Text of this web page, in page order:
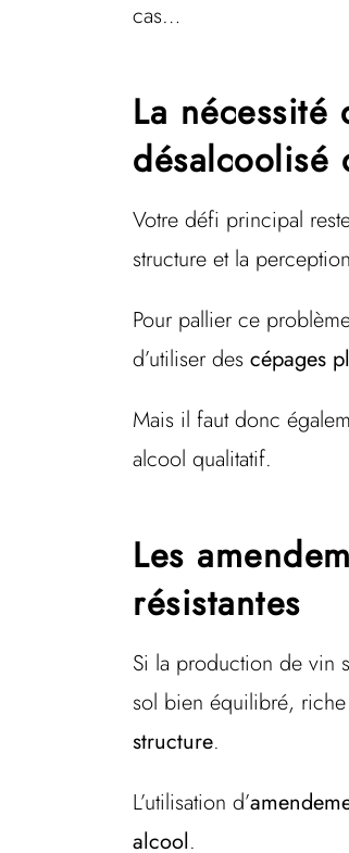
cas…
La
désalcoolisé
Votre défi principal
structure et la
Pour pallier ce
d’utiliser des cépages
Mais il faut donc
alcool qualitatif.
Les
résistantes
Si la production de vin
sol bien équilibré,
structure.
L’utilisation d’
alcool.